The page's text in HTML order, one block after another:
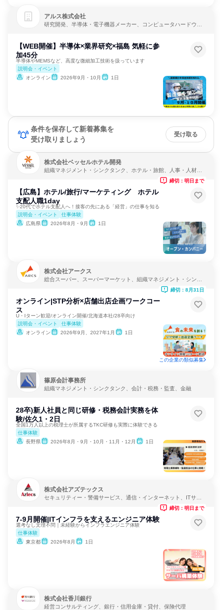
アルス株式会社
研究開発、半導体・電子機器メーカー、コンピュータハードウェ
【WEB開催】半導体×業界研究×福島 気軽に参
加45分
半導体やMEMSなど、高度な微細加工技術を扱っています
説明会・イベント
オンライン
2026年9月・10月 1日
条件を保存して新着募集を
受け取りましょう
受け取る
株式会社ベッセルホテル開発
組織マネジメント・シンクタンク、ホテル・旅館、人事・人材サ
【広島】ホテル/旅行/マーケティング ホテル
支配人職1day
✨20代でホテル支配人へ！接客の先にある「経営」の仕事を知る
説明会・イベント
仕事体験
広島県
2026年8月・9月 1日
締切：明日まで
株式会社アークス
総合スーパー、スーパーマーケット、組織マネジメント・シンク
オンライン|STP分析×店舗出店企画ワークコー
ス
U・Iターン歓迎/オンライン開催/北海道本社/28卒向け
説明会・イベント
仕事体験
オンライン
2026年9月、2027年1月 1日
締切：8月31日
この企業の類似募集
篠原会計事務所
組織マネジメント・シンクタンク、会計・税務・監査、金融
28卒)新人社員と同じ研修・税務会計実務を体
験/佐久1・2日
全国1万人以上の税理士が所属するTKC研修も実際に体験できる
仕事体験
長野県
2026年8月・9月・10月・11月・12月 1日
株式会社アズテックス
セキュリティー・警備サービス、通信・インターネット、ITサー
7-9月開催|ITインフラを支えるエンジニア体験
選考なし文理不問｜未経験からインフラエンジニア体験
仕事体験
東京都
2026年8月 1日
締切：明日まで
株式会社香川銀行
経営コンサルティング、銀行・信用金庫・貸付、保険代理